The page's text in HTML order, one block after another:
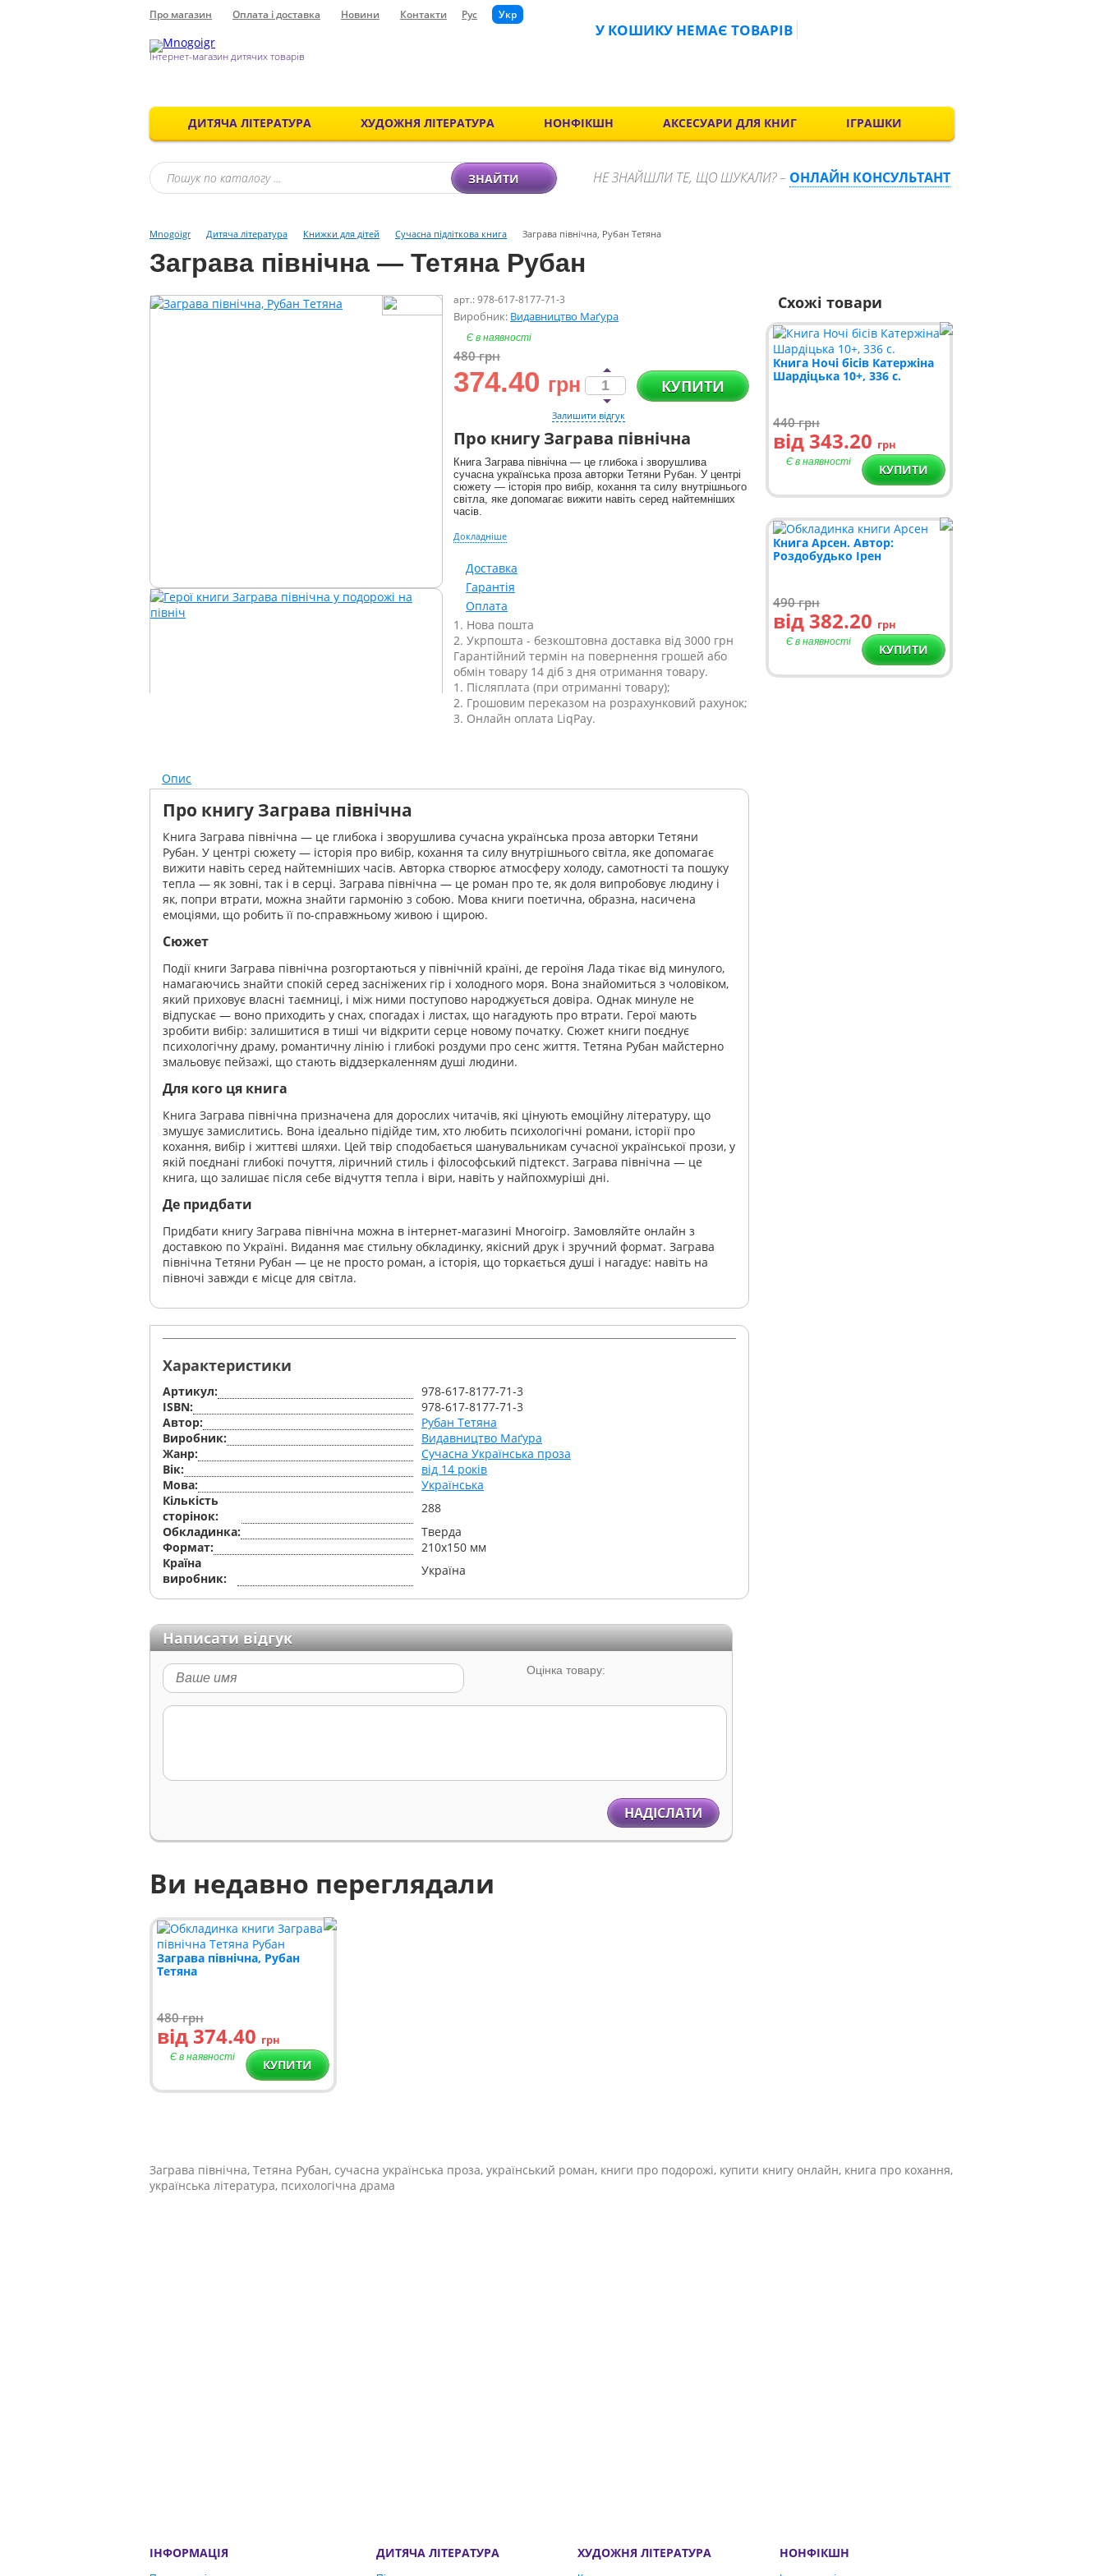
Про магазин Оплата і доставка Новини Контакти Рус Укр
Інтернет-магазин дитячих товарів
У КОШИКУ НЕМАЄ ТОВАРІВ
ДИТЯЧА ЛІТЕРАТУРА ХУДОЖНЯ ЛІТЕРАТУРА НОНФІКШН АКСЕСУАРИ ДЛЯ КНИГ ІГРАШКИ
ЗНАЙТИ НЕ ЗНАЙШЛИ ТЕ, ЩО ШУКАЛИ? – ОНЛАЙН КОНСУЛЬТАНТ
Mnogoigr Дитяча література Книжки для дітей Сучасна підліткова книга Заграва північна, Рубан Тетяна
Заграва північна — Тетяна Рубан
Схожі товари
Книга Ночі бісів Катержіна
Шардіцька 10+, 336 с.
440грн
від 343.20 грн
Є в наявності КУПИТИ
Книга Арсен. Автор:
Роздобудько Ірен
490грн
від 382.20 грн
Є в наявності КУПИТИ
арт.: 978-617-8177-71-3
Виробник: Видавництво Маґура
Є в наявності
480грн
374.40 грн КУПИТИ
Залишити відгук
Про книгу Заграва північна
Книга Заграва північна — це глибока і зворушлива
сучасна українська проза авторки Тетяни Рубан. У центрі
сюжету — історія про вибір, кохання та силу внутрішнього
світла, яке допомагає вижити навіть серед найтемніших
часів.
Докладніше
Доставка
Гарантія
Оплата
1. Нова пошта
2. Укрпошта - безкоштовна доставка від 3000 грн
Гарантійний термін на повернення грошей або
обмін товару 14 діб з дня отримання товару.
1. Післяплата (при отриманні товару);
2. Грошовим переказом на розрахунковий рахунок;
3. Онлайн оплата LiqPay.
Опис
Про книгу Заграва північна
Книга Заграва північна — це глибока і зворушлива сучасна українська проза авторки Тетяни
Рубан. У центрі сюжету — історія про вибір, кохання та силу внутрішнього світла, яке допомагає
вижити навіть серед найтемніших часів. Авторка створює атмосферу холоду, самотності та пошуку
тепла — як зовні, так і в серці. Заграва північна — це роман про те, як доля випробовує людину і
як, попри втрати, можна знайти гармонію з собою. Мова книги поетична, образна, насичена
емоціями, що робить її по-справжньому живою і щирою.
Сюжет
Події книги Заграва північна розгортаються у північній країні, де героїня Лада тікає від минулого,
намагаючись знайти спокій серед засніжених гір і холодного моря. Вона знайомиться з чоловіком,
який приховує власні таємниці, і між ними поступово народжується довіра. Однак минуле не
відпускає — воно приходить у снах, спогадах і листах, що нагадують про втрати. Герої мають
зробити вибір: залишитися в тиші чи відкрити серце новому початку. Сюжет книги поєднує
психологічну драму, романтичну лінію і глибокі роздуми про сенс життя. Тетяна Рубан майстерно
змальовує пейзажі, що стають віддзеркаленням душі людини.
Для кого ця книга
Книга Заграва північна призначена для дорослих читачів, які цінують емоційну літературу, що
змушує замислитись. Вона ідеально підійде тим, хто любить психологічні романи, історії про
кохання, вибір і життєві шляхи. Цей твір сподобається шанувальникам сучасної української прози, у
якій поєднані глибокі почуття, ліричний стиль і філософський підтекст. Заграва північна — це
книга, що залишає після себе відчуття тепла і віри, навіть у найпохмуріші дні.
Де придбати
Придбати книгу Заграва північна можна в інтернет-магазині Многоігр. Замовляйте онлайн з
доставкою по Україні. Видання має стильну обкладинку, якісний друк і зручний формат. Заграва
північна Тетяни Рубан — це не просто роман, а історія, що торкається душі і нагадує: навіть на
півночі завжди є місце для світла.
Характеристики
Артикул:
978-617-8177-71-3
ISBN:
978-617-8177-71-3
Автор:
Рубан Тетяна
Виробник:
Видавництво Маґура
Жанр:
Сучасна Українська проза
Вік:
від 14 років
Мова:
Українська
Кількість
сторінок:
288
Обкладинка:
Тверда
Формат:
210х150 мм
Країна
виробник:
Україна
Написати відгук
Оцінка товару:
НАДІСЛАТИ
Ви недавно переглядали
Заграва північна, Рубан
Тетяна
480грн
від 374.40 грн
Є в наявності КУПИТИ
Заграва північна, Тетяна Рубан, сучасна українська проза, український роман, книги про подорожі, купити книгу онлайн, книга про кохання,
українська література, психологічна драма
ІНФОРМАЦІЯ ДИТЯЧА ЛІТЕРАТУРА ХУДОЖНЯ ЛІТЕРАТУРА НОНФІКШН